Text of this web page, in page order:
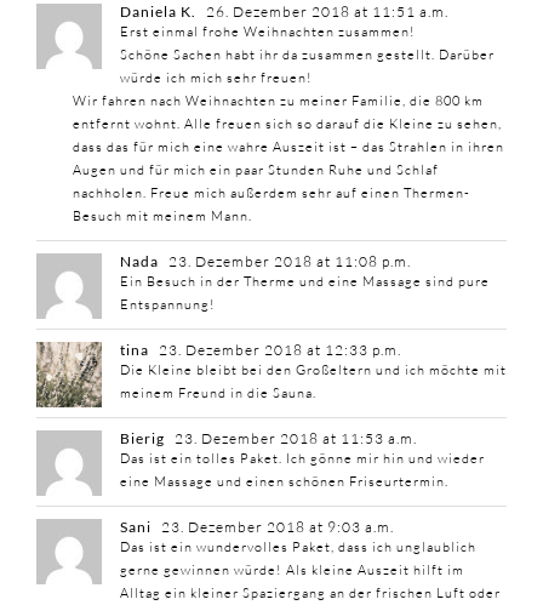
Daniela K. 26. Dezember 2018 at 11:51 a.m.
Erst einmal frohe Weihnachten zusammen!
Schöne Sachen habt ihr da zusammen gestellt. Darüber
würde ich mich sehr freuen!
Wir fahren nach Weihnachten zu meiner Familie, die 800 km
entfernt wohnt. Alle freuen sich so darauf die Kleine zu sehen,
dass das für mich eine wahre Auszeit ist – das Strahlen in ihren
Augen und für mich ein paar Stunden Ruhe und Schlaf
nachholen. Freue mich außerdem sehr auf einen Thermen-
Besuch mit meinem Mann.
Nada 23. Dezember 2018 at 11:08 p.m.
Ein Besuch in der Therme und eine Massage sind pure
Entspannung!
tina 23. Dezember 2018 at 12:33 p.m.
Die Kleine bleibt bei den Großeltern und ich möchte mit
meinem Freund in die Sauna.
Bierig 23. Dezember 2018 at 11:53 a.m.
Das ist ein tolles Paket. Ich gönne mir hin und wieder
eine Massage und einen schönen Friseurtermin.
Sani 23. Dezember 2018 at 9:03 a.m.
Das ist ein wundervolles Paket, dass ich unglaublich
gerne gewinnen würde! Als kleine Auszeit hilft im
Alltag ein kleiner Spaziergang an der frischen Luft oder